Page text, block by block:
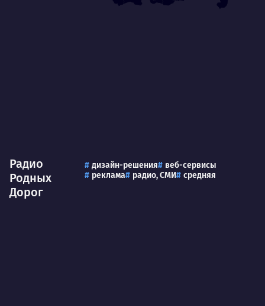
Радио
Родных
Дорог
дизайн-решения
веб-сервисы
реклама
радио, СМИ средняя